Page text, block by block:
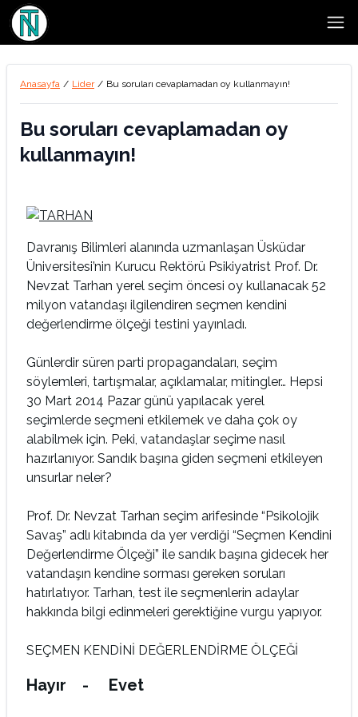
Anasayfa / Lider / Bu soruları cevaplamadan oy kullanmayın!
Bu soruları cevaplamadan oy
kullanmayın!
Davranış Bilimleri alanında uzmanlaşan Üsküdar
Üniversitesi’nin Kurucu Rektörü Psikiyatrist Prof. Dr.
Nevzat Tarhan yerel seçim öncesi oy kullanacak 52
milyon vatandaşı ilgilendiren seçmen kendini
değerlendirme ölçeği testini yayınladı.
Günlerdir süren parti propagandaları, seçim
söylemleri, tartışmalar, açıklamalar, mitingler… Hepsi
30 Mart 2014 Pazar günü yapılacak yerel
seçimlerde seçmeni etkilemek ve daha çok oy
alabilmek için. Peki, vatandaşlar seçime nasıl
hazırlanıyor. Sandık başına giden seçmeni etkileyen
unsurlar neler?
Prof. Dr. Nevzat Tarhan seçim arifesinde “Psikolojik
Savaş” adlı kitabında da yer verdiği “Seçmen Kendini
Değerlendirme Ölçeği” ile sandık başına gidecek her
vatandaşın kendine sorması gereken soruları
hatırlatıyor. Tarhan, test ile seçmenlerin adaylar
hakkında bilgi edinmeleri gerektiğine vurgu yapıyor.
SEÇMEN KENDİNİ DEĞERLENDİRME ÖLÇEĞİ
Hayır - Evet